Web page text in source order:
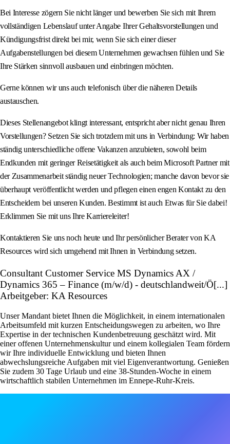
Bei Interesse zögern Sie nicht länger und bewerben Sie sich mit Ihrem
vollständigen Lebenslauf unter Angabe Ihrer Gehaltsvorstellungen und
Kündigungsfrist direkt bei mir, wenn Sie sich einer dieser
Aufgabenstellungen bei diesem Unternehmen gewachsen fühlen und Sie
Ihre Stärken sinnvoll ausbauen und einbringen möchten.
Gerne können wir uns auch telefonisch über die näheren Details
austauschen.
Dieses Stellenangebot klingt interessant, entspricht aber nicht genau Ihren
Vorstellungen? Setzen Sie sich trotzdem mit uns in Verbindung: Wir haben
ständig unterschiedliche offene Vakanzen anzubieten, sowohl beim
Endkunden mit geringer Reisetätigkeit als auch beim Microsoft Partner mit
der Zusammenarbeit ständig neuer Technologien; manche davon bevor sie
überhaupt veröffentlicht werden und pflegen einen engen Kontakt zu den
Entscheidern bei unseren Kunden. Bestimmt ist auch Etwas für Sie dabei!
Erklimmen Sie mit uns Ihre Karriereleiter!
Kontaktieren Sie uns noch heute und Ihr persönlicher Berater von KA
Resources wird sich umgehend mit Ihnen in Verbindung setzen.
Consultant Customer Service MS Dynamics AX /
Dynamics 365 – Finance (m/w/d) - deutschlandweit/Ö[...]
Arbeitgeber: KA Resources
Unser Mandant bietet Ihnen die Möglichkeit, in einem internationalen
Arbeitsumfeld mit kurzen Entscheidungswegen zu arbeiten, wo Ihre
Expertise in der technischen Kundenbetreuung geschätzt wird. Mit
einer offenen Unternehmenskultur und einem kollegialen Team fördern
wir Ihre individuelle Entwicklung und bieten Ihnen
abwechslungsreiche Aufgaben mit viel Eigenverantwortung. Genießen
Sie zudem 30 Tage Urlaub und eine 38-Stunden-Woche in einem
wirtschaftlich stabilen Unternehmen im Ennepe-Ruhr-Kreis.